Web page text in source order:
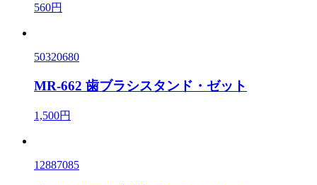
560円
50320680
MR-662 歯ブラシスタンド・ゼット
1,500円
12887085